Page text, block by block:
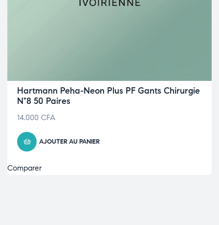
Hartmann Peha-Neon Plus PF Gants Chirurgie
N°8 50 Paires
14.000 CFA
AJOUTER AU PANIER
Comparer